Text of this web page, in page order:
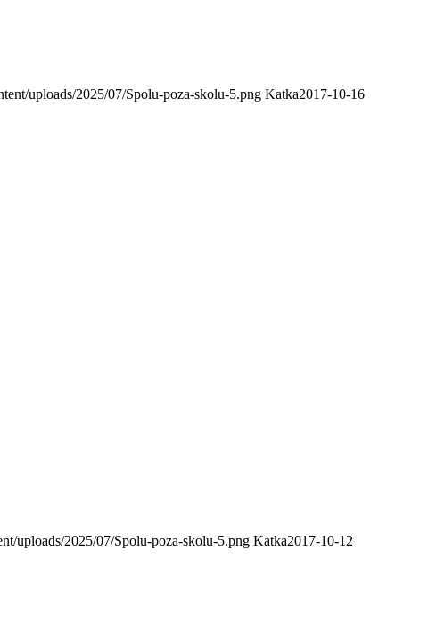
uploads/2025/07/Spolu-poza-skolu-5.png Katka2017-10-16
uploads/2025/07/Spolu-poza-skolu-5.png Katka2017-10-12